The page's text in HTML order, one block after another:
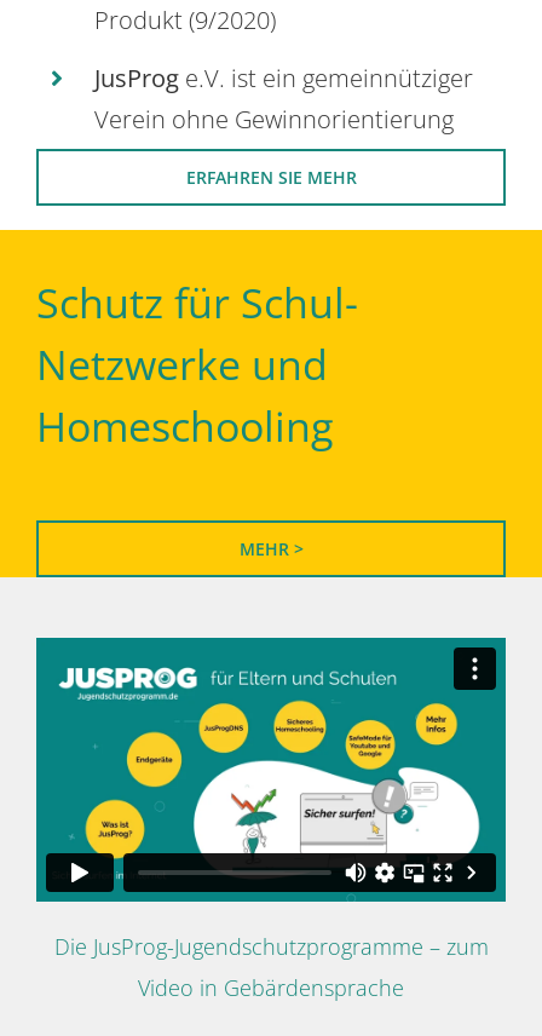
Produkt (9/2020)
JusProg e.V. ist ein gemeinnütziger
Verein ohne Gewinnorientierung
ERFAHREN SIE MEHR
Schutz für Schul-
Netzwerke und
Homeschooling
MEHR >
Die JusProg-Jugendschutzprogramme – zum
Video in Gebärdensprache